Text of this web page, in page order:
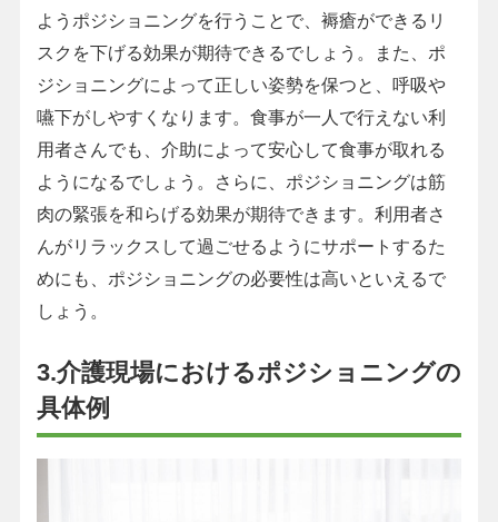
ようポジショニングを行うことで、褥瘡ができるリ
スクを下げる効果が期待できるでしょう。また、ポ
ジショニングによって正しい姿勢を保つと、呼吸や
嚥下がしやすくなります。食事が一人で行えない利
用者さんでも、介助によって安心して食事が取れる
ようになるでしょう。さらに、ポジショニングは筋
肉の緊張を和らげる効果が期待できます。利用者さ
んがリラックスして過ごせるようにサポートするた
めにも、ポジショニングの必要性は高いといえるで
しょう。
3.介護現場におけるポジショニングの
具体例